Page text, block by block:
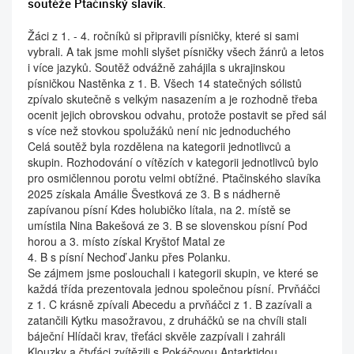
soutěže Ptačinský slavík.
Žáci z 1. - 4. ročníků si připravili písničky, které si sami
vybrali. A tak jsme mohli slyšet písničky všech žánrů a letos
i více jazyků. Soutěž odvážně zahájila s ukrajinskou
písničkou Nastěnka z 1. B. Všech 14 statečných sólistů
zpívalo skutečně s velkým nasazením a je rozhodně třeba
ocenit jejich obrovskou odvahu, protože postavit se před sál
s více než stovkou spolužáků není nic jednoduchého
Celá soutěž byla rozdělena na kategorii jednotlivců a
skupin. Rozhodování o vítězích v kategorii jednotlivců bylo
pro osmičlennou porotu velmi obtížné. Ptačinského slavíka
2025 získala Amálie Švestková ze 3. B s nádherně
zapívanou písní Kdes holubičko lítala, na 2. místě se
umístila Nina Bakešová ze 3. B se slovenskou písní Pod
horou a 3. místo získal Kryštof Matal ze
4. B s písní Nechoď Janku přes Polanku.
Se zájmem jsme poslouchali i kategorii skupin, ve které se
každá třída prezentovala jednou společnou písní. Prvňáčci
z 1. C krásně zpívali Abecedu a prvňáčci z 1. B zazívali a
zatančili Kytku masožravou, z druháčků se na chvíli stali
báječní Hlídači krav, třeťáci skvěle zazpívali i zahráli